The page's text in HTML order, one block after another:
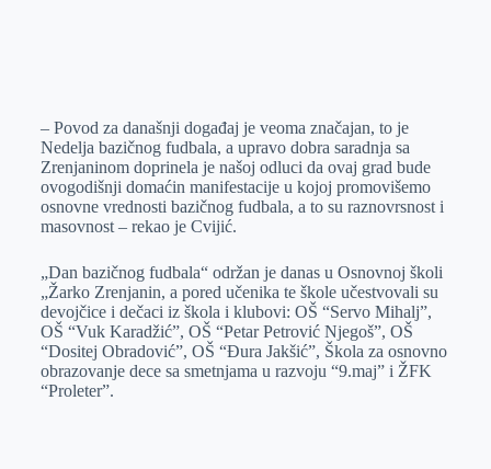
– Povod za današnji događaj je veoma značajan, to je
Nedelja bazičnog fudbala, a upravo dobra saradnja sa
Zrenjaninom doprinela je našoj odluci da ovaj grad bude
ovogodišnji domaćin manifestacije u kojoj promovišemo
osnovne vrednosti bazičnog fudbala, a to su raznovrsnost i
masovnost – rekao je Cvijić.
„Dan bazičnog fudbala“ održan je danas u Osnovnoj školi
„Žarko Zrenjanin, a pored učenika te škole učestvovali su
devojčice i dečaci iz škola i klubovi: OŠ “Servo Mihalj”,
OŠ “Vuk Karadžić”, OŠ “Petar Petrović Njegoš”, OŠ
“Dositej Obradović”, OŠ “Đura Jakšić”, Škola za osnovno
obrazovanje dece sa smetnjama u razvoju “9.maj” i ŽFK
“Proleter”.